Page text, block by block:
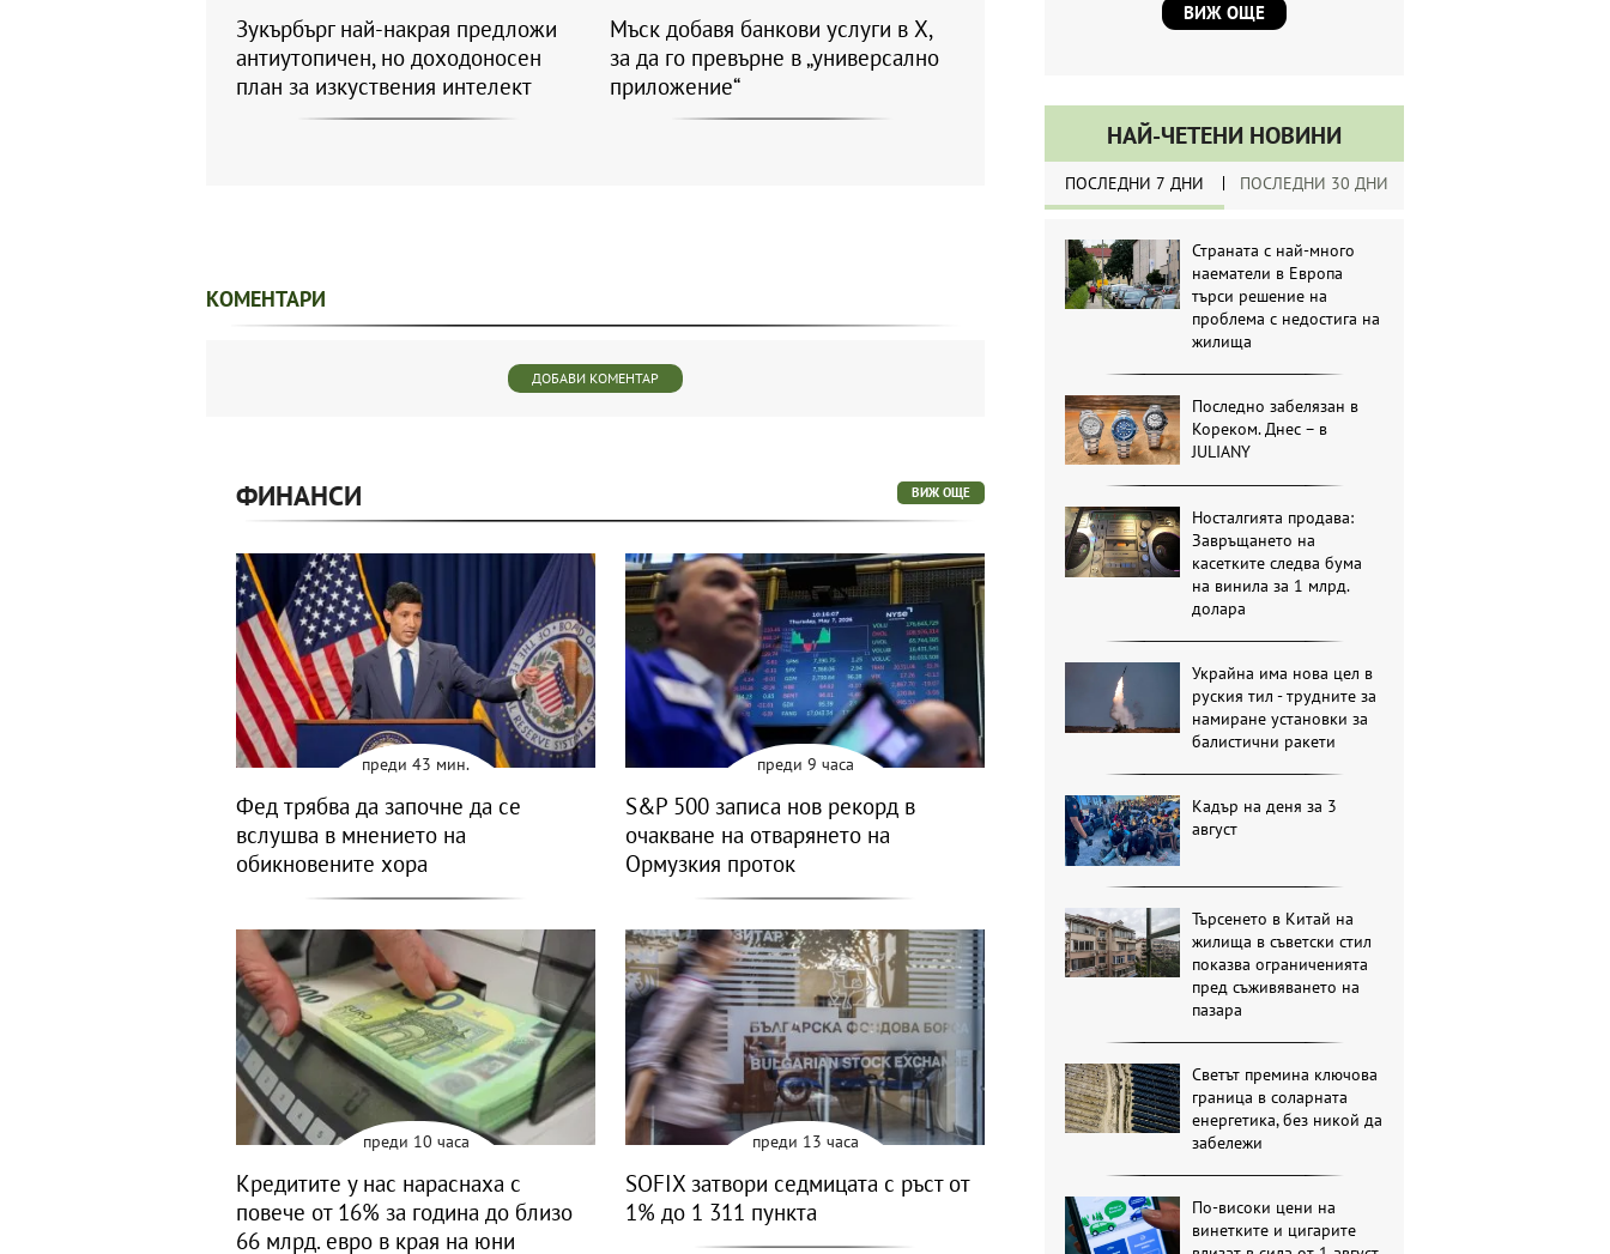
ВИЖ ОЩЕ
НАЙ-ЧЕТЕНИ НОВИНИ
ПОСЛЕДНИ 7 ДНИ ПОСЛЕДНИ 30 ДНИ
Страната с най-много
наематели в Европа
търси решение на
проблема с недостига на
жилища
Последно забелязан в
Кореком. Днес – в
JULIANY
Носталгията продава:
Завръщането на
касетките следва бума
на винила за 1 млрд.
долара
Украйна има нова цел в
руския тил - трудните за
намиране установки за
балистични ракети
Кадър на деня за 3
август
Търсенето в Китай на
жилища в съветски стил
показва ограниченията
пред съживяването на
пазара
Светът премина ключова
граница в соларната
енергетика, без никой да
забележи
По-високи цени на
винетките и цигарите
Зукърбърг най-накрая предложи
антиутопичен, но доходоносен
план за изкуствения интелект
Мъск добавя банкови услуги в X,
за да го превърне в „универсално
приложение“
КОМЕНТАРИ
ДОБАВИ КОМЕНТАР
ФИНАНСИ ВИЖ ОЩЕ
преди 43 мин.
Фед трябва да започне да се
вслушва в мнението на
обикновените хора
преди 9 часа
S&P 500 записа нов рекорд в
очакване на отварянето на
Ормузкия проток
преди 10 часа
Кредитите у нас нараснаха с
повече от 16% за година до близо
66 млрд. евро в края на юни
преди 13 часа
SOFIX затвори седмицата с ръст от
1% до 1 311 пункта